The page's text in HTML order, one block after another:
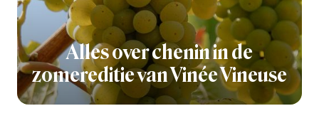
Alles over chenin in de
zomereditie van Vinée Vineuse